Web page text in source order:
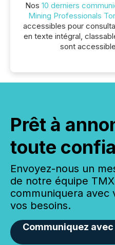
Nos 10 derniers
Mining Professionals
accessibles pour
en texte intégral,
sont
Prêt à
toute
Envoyez-nous un
de notre équipe
communiquera avec
vos besoins.
Communiquez